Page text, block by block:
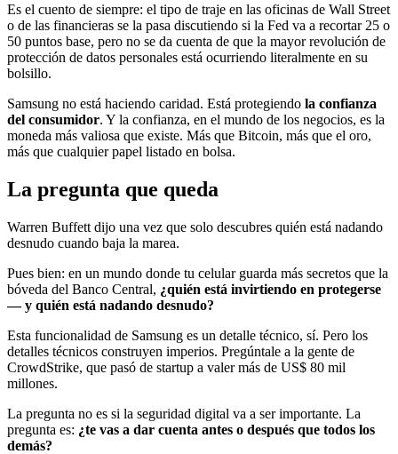
Es el cuento de siempre: el tipo de traje en las oficinas de Wall Street
o de las financieras se la pasa discutiendo si la Fed va a recortar 25 o
50 puntos base, pero no se da cuenta de que la mayor revolución de
protección de datos personales está ocurriendo literalmente en su
bolsillo.
Samsung no está haciendo caridad. Está protegiendo la confianza
del consumidor. Y la confianza, en el mundo de los negocios, es la
moneda más valiosa que existe. Más que Bitcoin, más que el oro,
más que cualquier papel listado en bolsa.
La pregunta que queda
Warren Buffett dijo una vez que solo descubres quién está nadando
desnudo cuando baja la marea.
Pues bien: en un mundo donde tu celular guarda más secretos que la
bóveda del Banco Central, ¿quién está invirtiendo en protegerse
— y quién está nadando desnudo?
Esta funcionalidad de Samsung es un detalle técnico, sí. Pero los
detalles técnicos construyen imperios. Pregúntale a la gente de
CrowdStrike, que pasó de startup a valer más de US$ 80 mil
millones.
La pregunta no es si la seguridad digital va a ser importante. La
pregunta es: ¿te vas a dar cuenta antes o después que todos los
demás?